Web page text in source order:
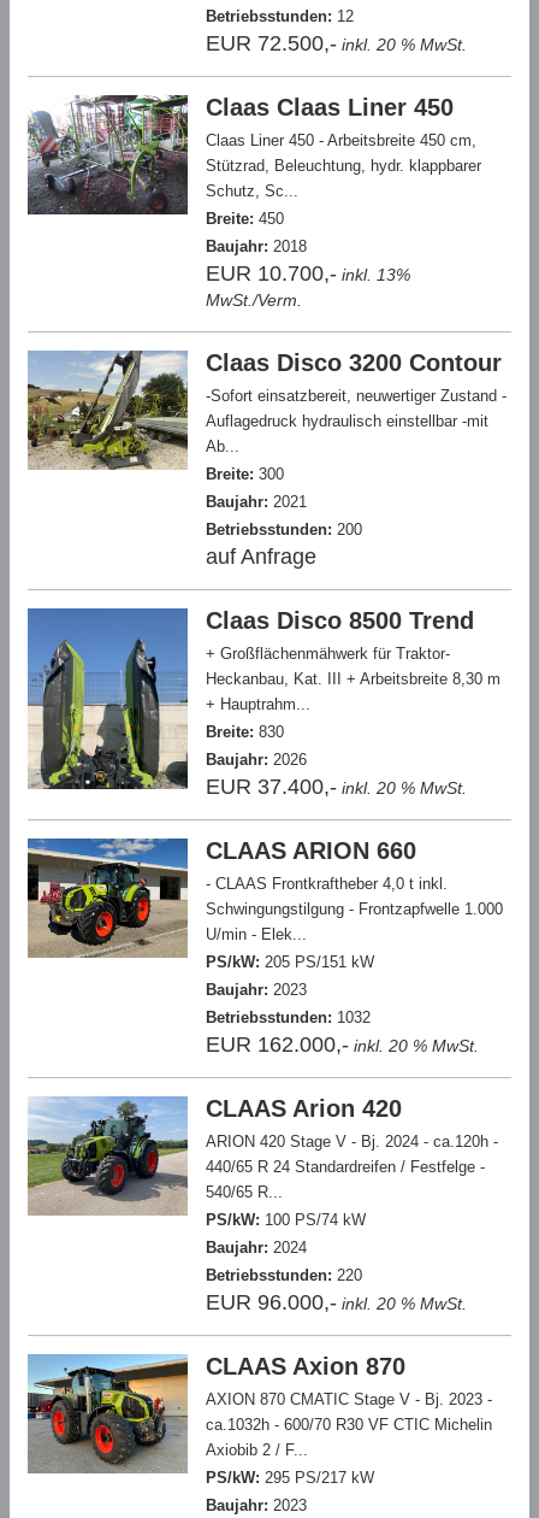
Betriebsstunden: 12
EUR 72.500,- inkl. 20 % MwSt.
Claas Claas Liner 450
Claas Liner 450 - Arbeitsbreite 450 cm,
Stützrad, Beleuchtung, hydr. klappbarer
Schutz, Sc...
Breite: 450
Baujahr: 2018
EUR 10.700,- inkl. 13%
MwSt./Verm.
Claas Disco 3200 Contour
-Sofort einsatzbereit, neuwertiger Zustand -
Auflagedruck hydraulisch einstellbar -mit
Ab...
Breite: 300
Baujahr: 2021
Betriebsstunden: 200
auf Anfrage
Claas Disco 8500 Trend
+ Großflächenmähwerk für Traktor-
Heckanbau, Kat. III + Arbeitsbreite 8,30 m
+ Hauptrahm...
Breite: 830
Baujahr: 2026
EUR 37.400,- inkl. 20 % MwSt.
CLAAS ARION 660
- CLAAS Frontkraftheber 4,0 t inkl.
Schwingungstilgung - Frontzapfwelle 1.000
U/min - Elek...
PS/kW: 205 PS/151 kW
Baujahr: 2023
Betriebsstunden: 1032
EUR 162.000,- inkl. 20 % MwSt.
CLAAS Arion 420
ARION 420 Stage V - Bj. 2024 - ca.120h -
440/65 R 24 Standardreifen / Festfelge -
540/65 R...
PS/kW: 100 PS/74 kW
Baujahr: 2024
Betriebsstunden: 220
EUR 96.000,- inkl. 20 % MwSt.
CLAAS Axion 870
AXION 870 CMATIC Stage V - Bj. 2023 -
ca.1032h - 600/70 R30 VF CTIC Michelin
Axiobib 2 / F...
PS/kW: 295 PS/217 kW
Baujahr: 2023